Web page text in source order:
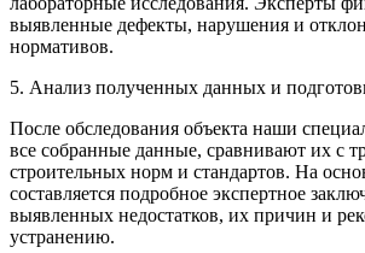
выявленные дефекты, нарушения и
нормативов.
5. Анализ полученных данных и
После обследования объекта наши
все собранные данные, сравнивают их с
строительных норм и стандартов. На
составляется подробное экспертное
выявленных недостатков, их причин и
устранению.